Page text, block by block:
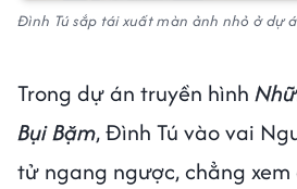
Đình Tú sắp tái xuất màn ảnh nhỏ ở dự
Trong dự án truyền hình
Bụi Bặm, Đình Tú vào vai
tử ngang ngược, chẳng xem